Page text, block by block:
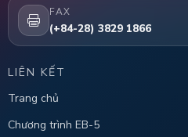
FAX
(+84-28) 3829 1866
LIÊN KẾT
Trang chủ
Chương trình EB-5